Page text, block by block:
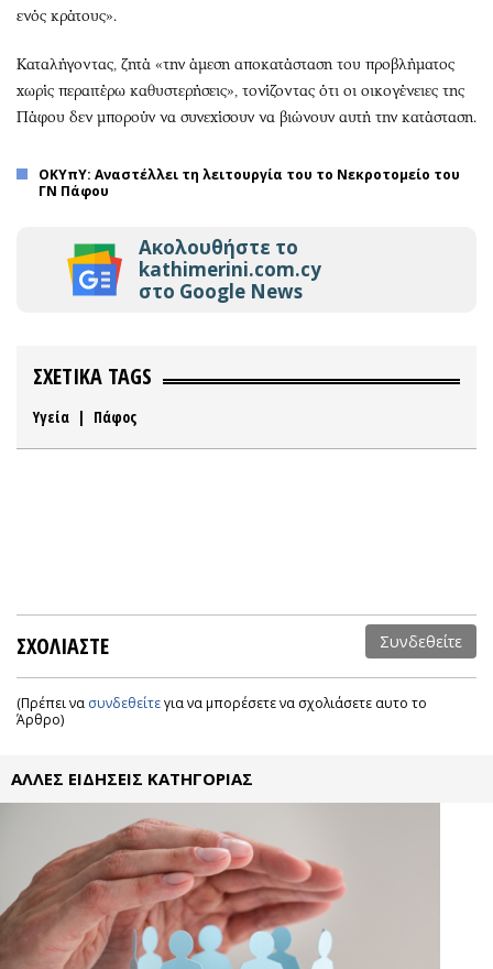
ενός κράτους».
Καταλήγοντας, ζητά «την άμεση αποκατάσταση του προβλήματος
χωρίς περαιτέρω καθυστερήσεις», τονίζοντας ότι οι οικογένειες της
Πάφου δεν μπορούν να συνεχίσουν να βιώνουν αυτή την κατάσταση.
ΟΚΥπΥ: Αναστέλλει τη λειτουργία του το Νεκροτομείο του
ΓΝ Πάφου
Ακολουθήστε το
kathimerini.com.cy
στο Google News
ΣΧΕΤΙΚΑ TAGS
Υγεία | Πάφος
ΣΧΟΛΙΑΣΤΕ Συνδεθείτε
(Πρέπει να συνδεθείτεγια να μπορέσετε να σχολιάσετε αυτο το
Άρθρο)
ΑΛΛΕΣ ΕΙΔΗΣΕΙΣ ΚΑΤΗΓΟΡΙΑΣ